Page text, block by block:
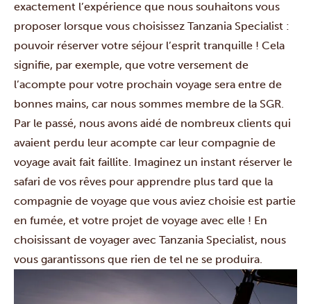
exactement l’expérience que nous souhaitons vous
proposer lorsque vous choisissez Tanzania Specialist :
pouvoir réserver votre séjour l’esprit tranquille ! Cela
signifie, par exemple, que votre versement de
l’acompte pour votre prochain voyage sera entre de
bonnes mains, car nous sommes membre de la SGR.
Par le passé, nous avons aidé de nombreux clients qui
avaient perdu leur acompte car leur compagnie de
voyage avait fait faillite. Imaginez un instant réserver le
safari de vos rêves pour apprendre plus tard que la
compagnie de voyage que vous aviez choisie est partie
en fumée, et votre projet de voyage avec elle ! En
choisissant de voyager avec Tanzania Specialist, nous
vous garantissons que rien de tel ne se produira.